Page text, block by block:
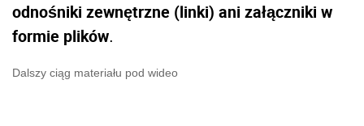
odnośniki zewnętrzne (linki) ani załączniki w
formie plików.
Dalszy ciąg materiału pod wideo